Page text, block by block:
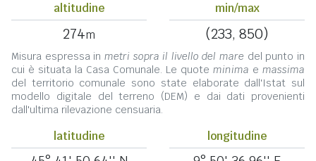
altitudine
274m
min/max
(233, 850)
Misura espressa in metri sopra il livello del mare del punto in
cui è situata la Casa Comunale. Le quote minima e massima
del territorio comunale sono state elaborate dall'Istat sul
modello digitale del terreno (DEM) e dai dati provenienti
dall'ultima rilevazione censuaria.
latitudine longitudine